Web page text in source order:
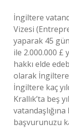
İngiltere
Vizesi
yaparak 45
ile 2.000.000 £
hakkı elde
olarak
İngiltere kaç
Krallık’ta beş
başvurunuzu